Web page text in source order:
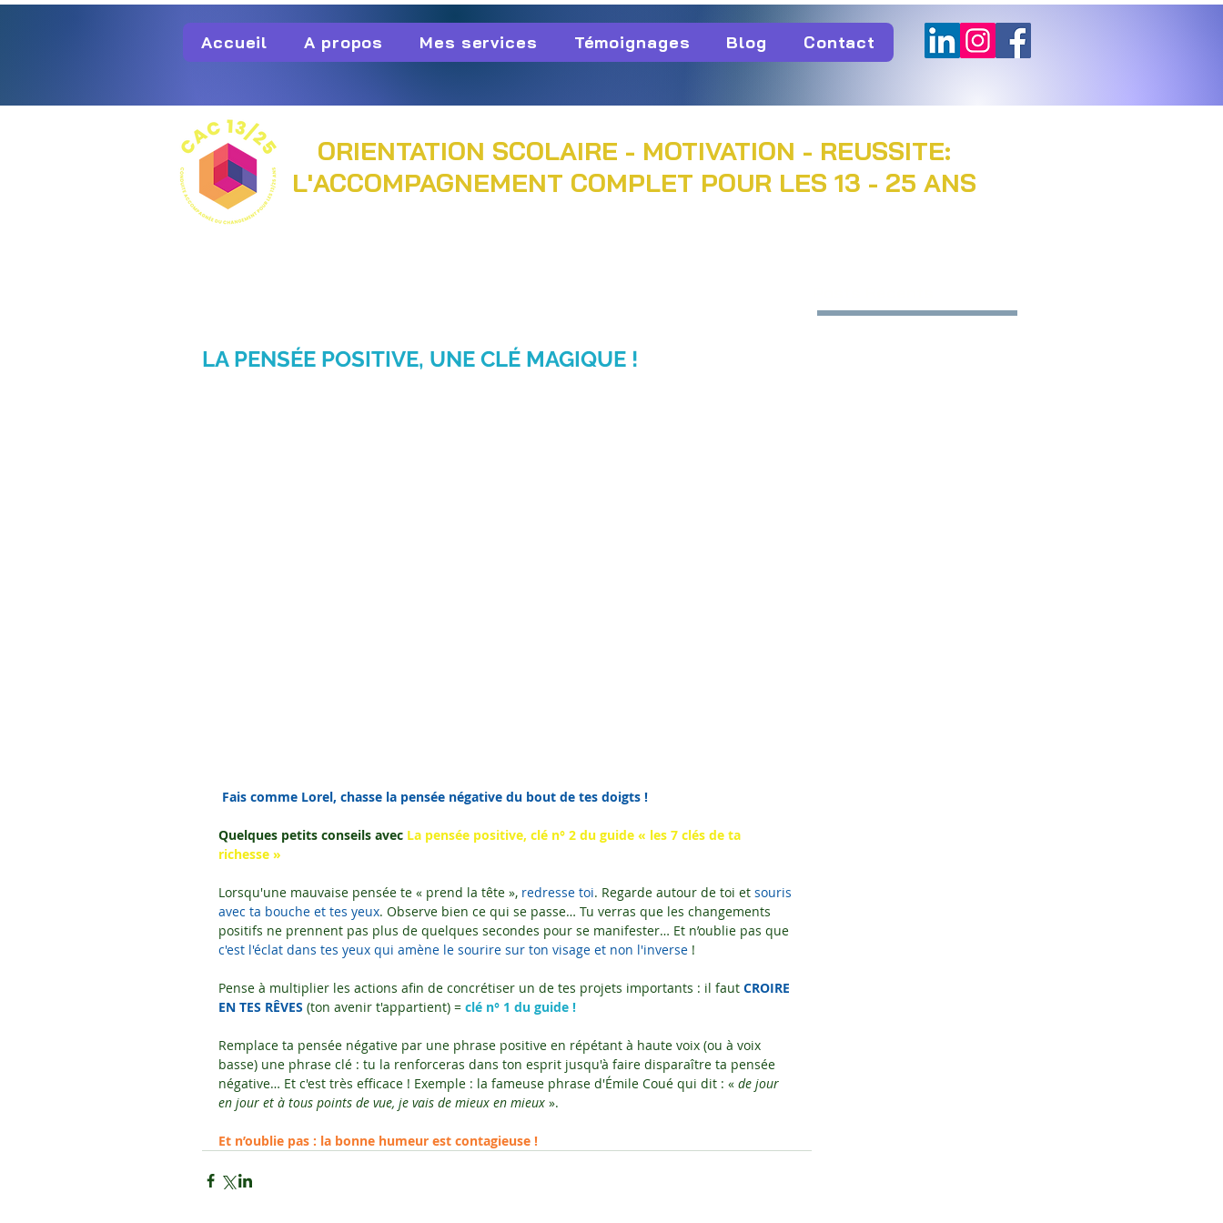
Accueil A propos Mes services Témoignages Blog Contact
ORIENTATION SCOLAIRE - MOTIVATION - REUSSITE:
L'ACCOMPAGNEMENT COMPLET POUR LES 13 - 25 ANS
LA PENSÉE POSITIVE, UNE CLÉ MAGIQUE !
Fais comme Lorel, chasse la pensée négative du bout de tes doigts !
Quelques petits conseils avec La pensée positive, clé n° 2 du guide « les 7 clés de ta
richesse »
Lorsqu'une mauvaise pensée te « prend la tête », redresse toi. Regarde autour de toi et souris
avec ta bouche et tes yeux. Observe bien ce qui se passe… Tu verras que les changements
positifs ne prennent pas plus de quelques secondes pour se manifester… Et n’oublie pas que
c'est l'éclat dans tes yeux qui amène le sourire sur ton visage et non l'inverse !
Pense à multiplier les actions afin de concrétiser un de tes projets importants : il faut CROIRE
EN TES RÊVES (ton avenir t'appartient) = clé n° 1 du guide !
Remplace ta pensée négative par une phrase positive en répétant à haute voix (ou à voix
basse) une phrase clé : tu la renforceras dans ton esprit jusqu'à faire disparaître ta pensée
négative… Et c'est très efficace ! Exemple : la fameuse phrase d'Émile Coué qui dit : « de jour
en jour et à tous points de vue, je vais de mieux en mieux ».
Et n’oublie pas : la bonne humeur est contagieuse !